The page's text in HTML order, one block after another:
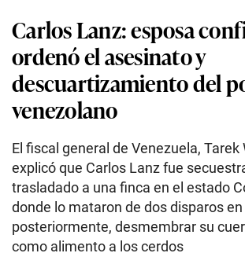
Carlos Lanz: esposa
ordenó el asesinato y
descuartizamiento del
venezolano
El fiscal general de Venezuela, Tarek
explicó que Carlos Lanz fue
trasladado a una finca en el estado
donde lo mataron de dos disparos
posteriormente, desmembrar su
como alimento a los cerdos